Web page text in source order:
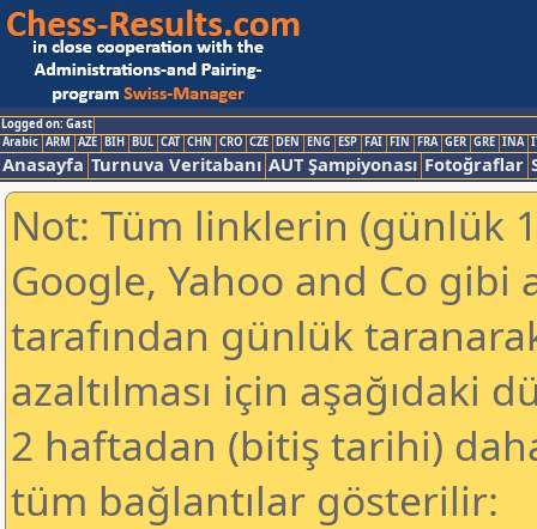
Logged on: Gast
Arabic ARM AZE BIH BUL CAT CHN CRO CZE DEN ENG ESP FAI FIN FRA GER GRE INA
Anasayfa Turnuva Veritabanı AUT Şampiyonası Fotoğraflar
Not: Tüm linklerin (günlük
Google, Yahoo and Co gibi
tarafından günlük
azaltılması için aşağıdaki
2 haftadan (bitiş tarihi)
tüm bağlantılar gösterilir: